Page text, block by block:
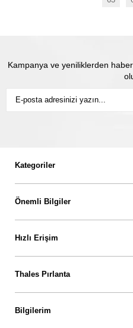
Kampanya ve yeniliklerden
Kategoriler
Önemli Bilgiler
Hızlı Erişim
Thales Pırlanta
Bilgilerim